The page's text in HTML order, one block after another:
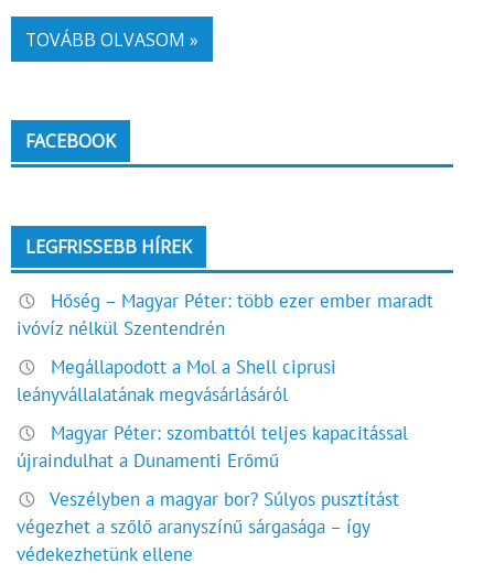
TOVÁBB OLVASOM »
FACEBOOK
LEGFRISSEBB HÍREK
Hőség – Magyar Péter: több ezer ember maradt
ivóvíz nélkül Szentendrén
Megállapodott a Mol a Shell ciprusi
leányvállalatának megvásárlásáról
Magyar Péter: szombattól teljes kapacitással
újraindulhat a Dunamenti Erőmű
Veszélyben a magyar bor? Súlyos pusztítást
végezhet a szőlő aranyszínű sárgasága – így
védekezhetünk ellene